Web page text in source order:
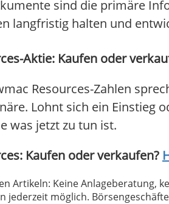
sind die primäre
langfristig halten und
Aktie: Kaufen oder
Resources-Zahlen
Lohnt sich ein Einstieg
was jetzt zu tun ist.
Kaufen oder verkaufen?
Artikeln: Keine Anlageberatung,
jederzeit möglich.